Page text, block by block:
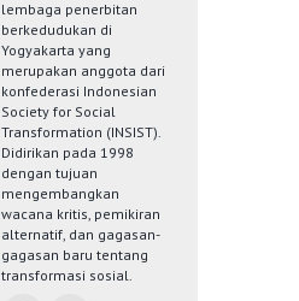
lembaga penerbitan
berkedudukan di
Yogyakarta yang
merupakan anggota dari
konfederasi Indonesian
Society for Social
Transformation (INSIST).
Didirikan pada 1998
dengan tujuan
mengembangkan
wacana kritis, pemikiran
alternatif, dan gagasan-
gagasan baru tentang
transformasi sosial.